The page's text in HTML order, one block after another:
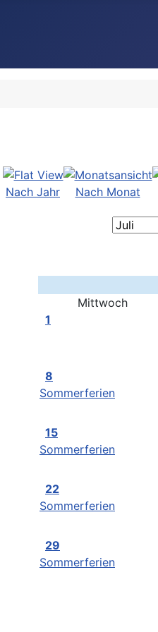
Nach Jahr Nach Monat
Mittwoch
1
8
Sommerferien
15
Sommerferien
22
Sommerferien
29
Sommerferien